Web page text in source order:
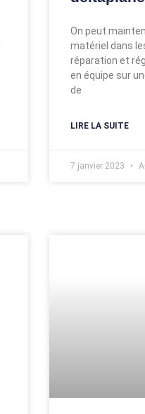
­On peut
matériel dans
réparation et
en équipe sur
de
LIRE LA SUITE
7 janvier 2023